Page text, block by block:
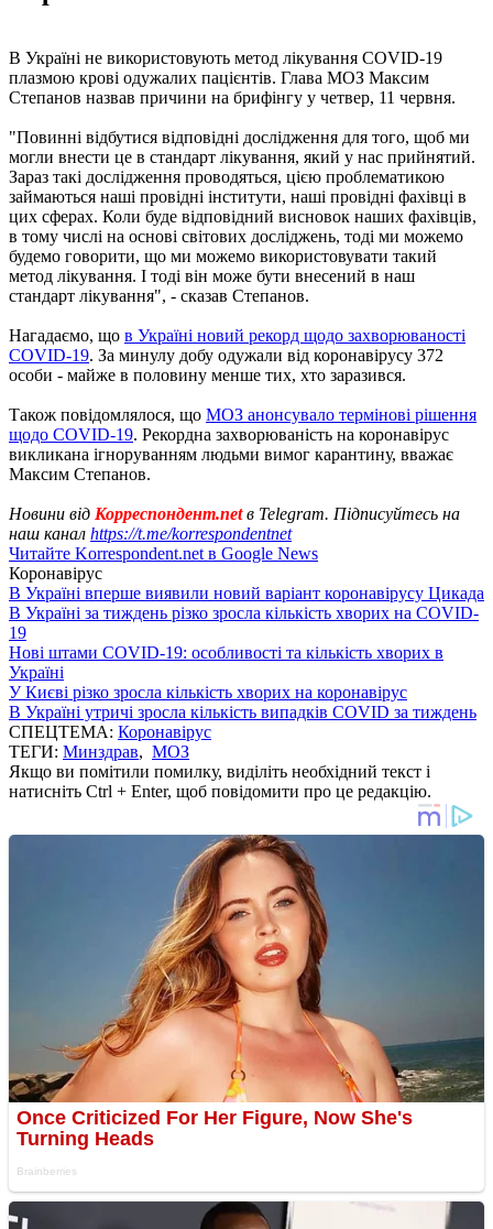
В Україні не використовують метод лікування COVID-19
плазмою крові одужалих пацієнтів. Глава МОЗ Максим
Степанов назвав причини на брифінгу у четвер, 11 червня.
"Повинні відбутися відповідні дослідження для того, щоб ми
могли внести це в стандарт лікування, який у нас прийнятий.
Зараз такі дослідження проводяться, цією проблематикою
займаються наші провідні інститути, наші провідні фахівці в
цих сферах. Коли буде відповідний висновок наших фахівців,
в тому числі на основі світових досліджень, тоді ми можемо
будемо говорити, що ми можемо використовувати такий
метод лікування. І тоді він може бути внесений в наш
стандарт лікування", - сказав Степанов.
Нагадаємо, що в Україні новий рекорд щодо захворюваності
COVID-19. За минулу добу одужали від коронавірусу 372
особи - майже в половину менше тих, хто заразився.
Також повідомлялося, що МОЗ анонсувало термінові рішення
щодо COVID-19. Рекордна захворюваність на коронавірус
викликана ігноруванням людьми вимог карантину, вважає
Максим Степанов.
Новини від Корреспондент.netв Telegram. Підписуйтесь на
наш канал https://t.me/korrespondentnet
Читайте Korrespondent.net в Google News
Коронавірус
В Україні вперше виявили новий варіант коронавірусу Цикада
В Україні за тиждень різко зросла кількість хворих на COVID-
19
Нові штами COVID-19: особливості та кількість хворих в
Україні
У Києві різко зросла кількість хворих на коронавірус
В Україні утричі зросла кількість випадків COVID за тиждень
СПЕЦТЕМА: Коронавірус
ТЕГИ: Минздрав, МОЗ
Якщо ви помітили помилку, виділіть необхідний текст і
натисніть Ctrl + Enter, щоб повідомити про це редакцію.